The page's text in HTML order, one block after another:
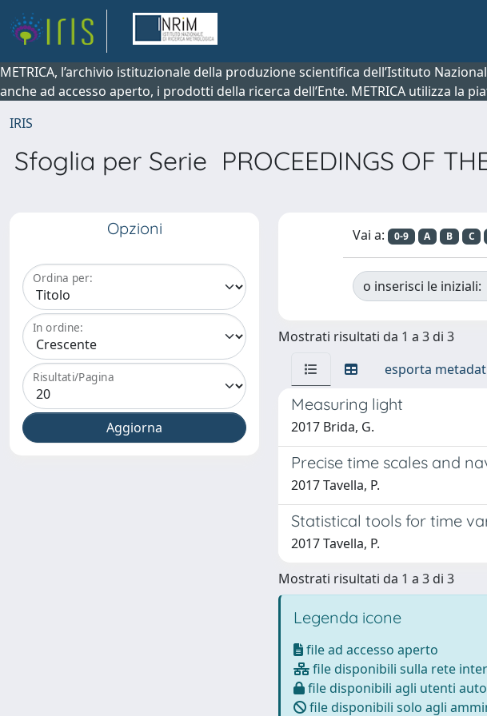
METRICA, l’archivio istituzionale della produzione scientifica dell’Istituto
anche ad accesso aperto, i prodotti della ricerca dell’Ente. METRICA utilizza la
IRIS
Sfoglia per Serie PROCEEDINGS OF
Opzioni
Ordina per:
In ordine:
Risultati/Pagina
Vai a: 0-9 A B C
o inserisci le iniziali:
Mostrati risultati da 1 a 3 di 3
esporta
Measuring light
2017 Brida, G.
Precise time scales and
2017 Tavella, P.
Statistical tools for time
2017 Tavella, P.
Mostrati risultati da 1 a 3 di 3
Legenda icone
file ad accesso aperto
file disponibili sulla rete
file disponibili agli utenti
file disponibili solo agli